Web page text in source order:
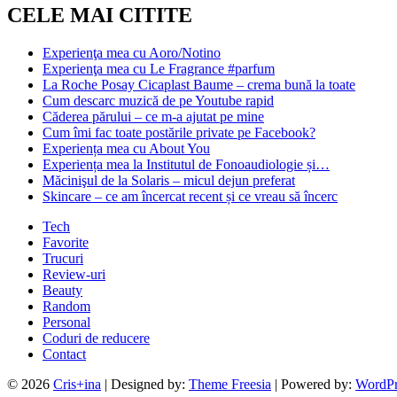
CELE MAI CITITE
Experienţa mea cu Aoro/Notino
Experienţa mea cu Le Fragrance #parfum
La Roche Posay Cicaplast Baume – crema bună la toate
Cum descarc muzică de pe Youtube rapid
Căderea părului – ce m-a ajutat pe mine
Cum îmi fac toate postările private pe Facebook?
Experiența mea cu About You
Experiența mea la Institutul de Fonoaudiologie și…
Măcinişul de la Solaris – micul dejun preferat
Skincare – ce am încercat recent și ce vreau să încerc
Tech
Favorite
Trucuri
Review-uri
Beauty
Random
Personal
Coduri de reducere
Contact
© 2026 Cris+ina | Designed by: Theme Freesia | Powered by: